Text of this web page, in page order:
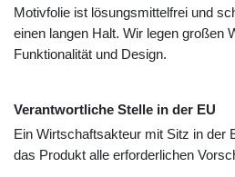
Motivfolie ist lösungsmittelfrei und
einen langen Halt. Wir legen großen
Funktionalität und Design.
Verantwortliche Stelle in der EU
Ein Wirtschaftsakteur mit Sitz in der
das Produkt alle erforderlichen